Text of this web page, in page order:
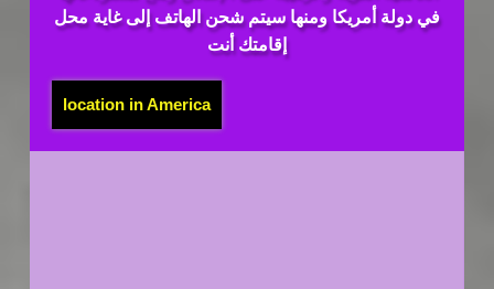
في دولة أمريكا ومنها سيتم شحن الهاتف إلى غاية محل
إقامتك أنت
location in America